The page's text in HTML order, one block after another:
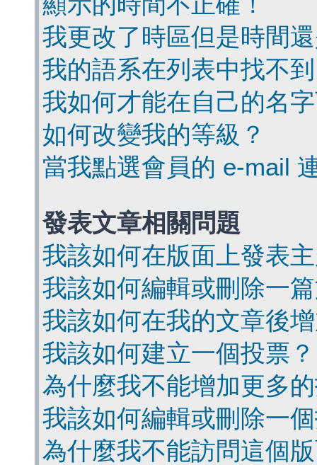
我更改了時區但是時間
我的語系在列表中找不
我如何才能在自己的名
如何改變我的等級？
當我點選會員的 e-mail
發表文章相關問題
我該如何在版面上發表
我該如何編輯或刪除一
我該如何在我的文章後
我該如何建立一個投票？
為什麼我不能增加更多
我該如何編輯或刪除一
為什麼我不能訪問這個